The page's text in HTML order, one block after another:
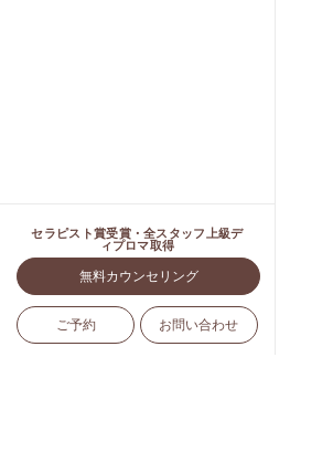
セラピスト賞受賞・全スタッフ上級デ
ィプロマ取得
無料カウンセリング
ご予約 お問い合わせ